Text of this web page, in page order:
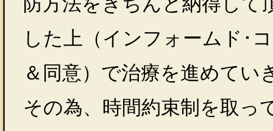
した上（インフォームド･
＆同意）で治療を進めてい
その為、時間約束制を取っ